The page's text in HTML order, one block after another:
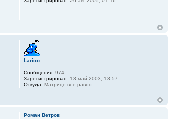
Larico
Сообщения: 974
Зарегистрирован: 13 май 2003, 13:57
Откуда: Матрице все равно .....
Роман Ветров